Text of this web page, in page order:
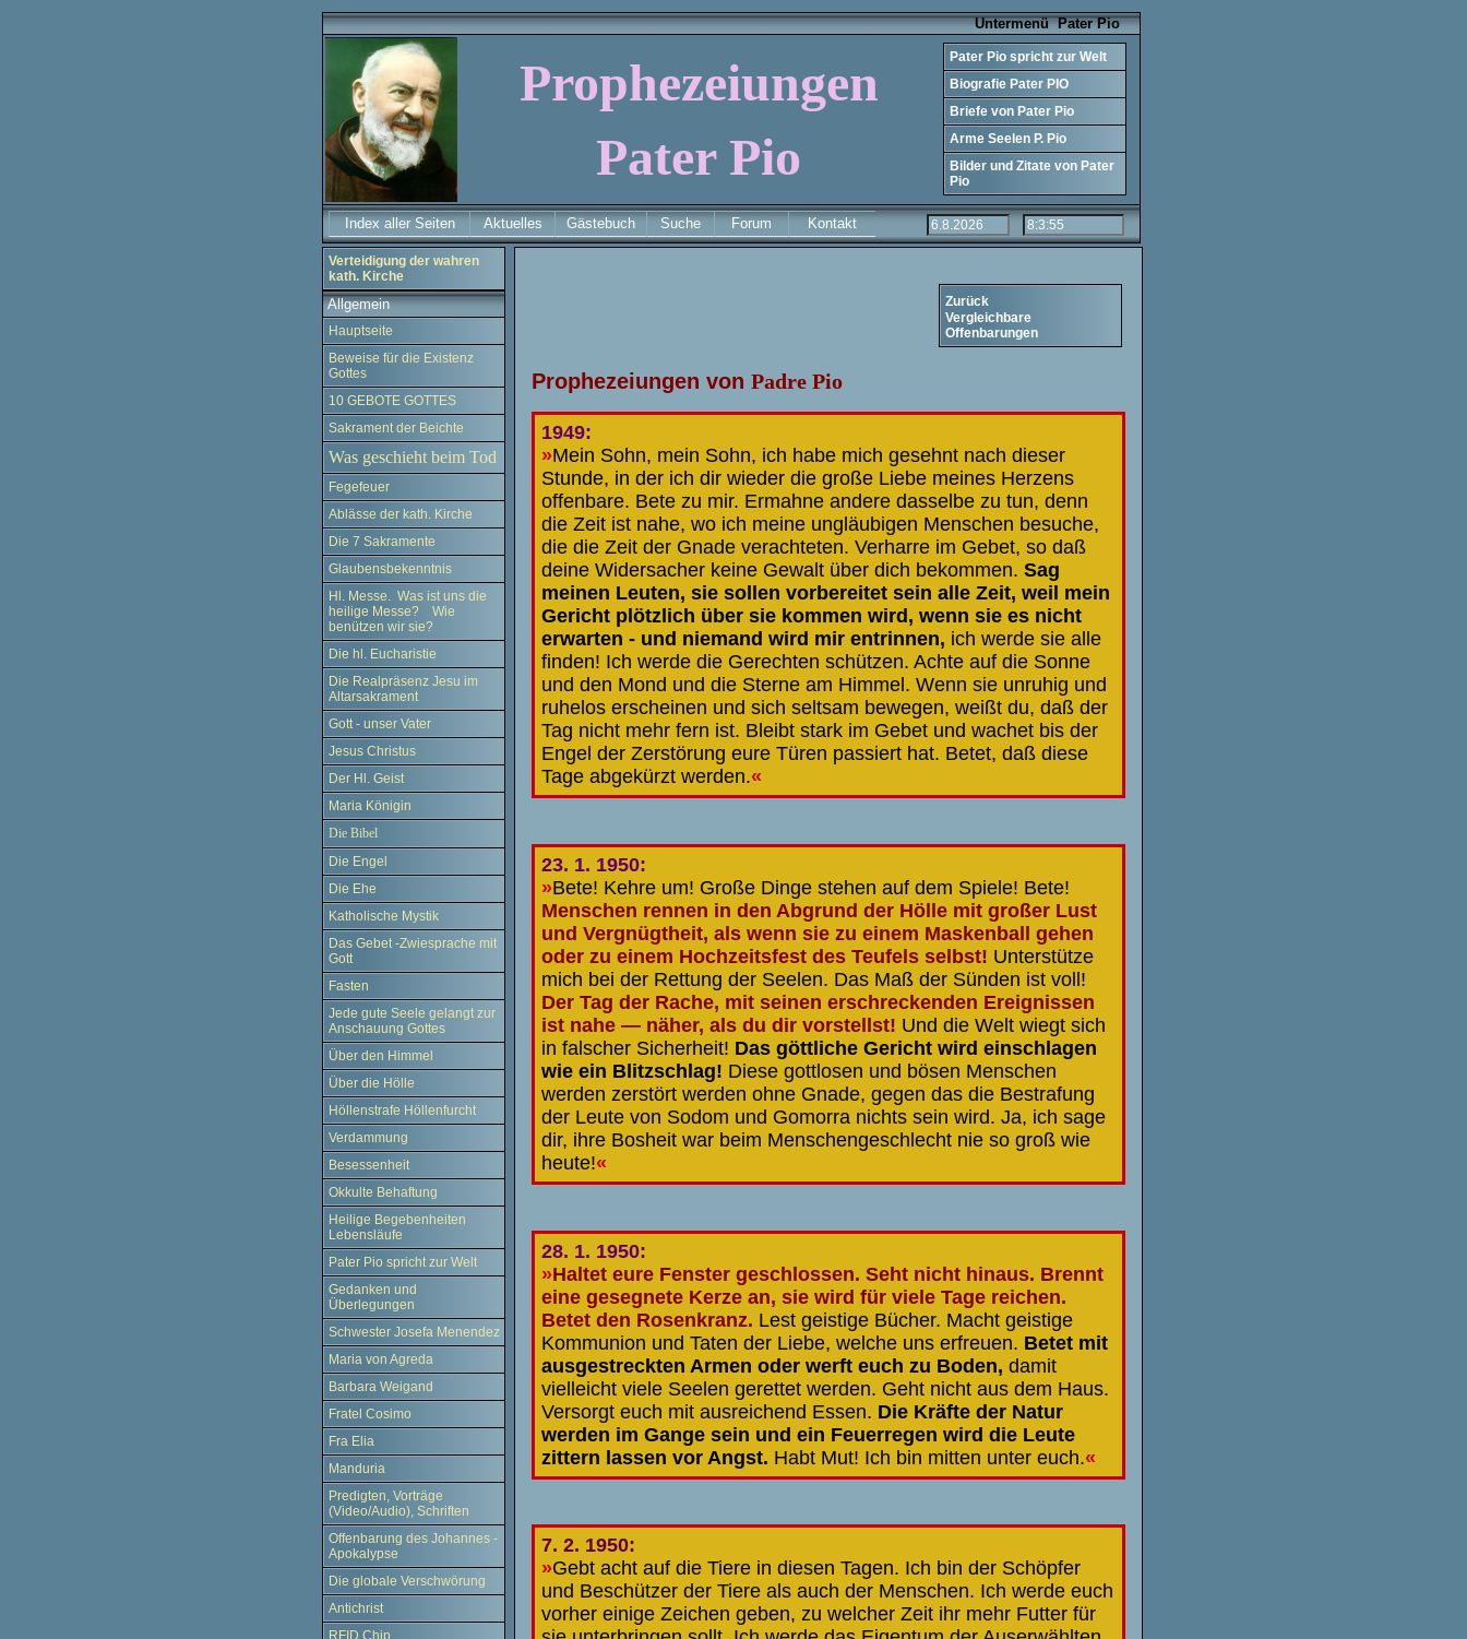
Untermenü Pater Pio
Prophezeiungen
Pater Pio
.
.
Pater Pio spricht zur Welt
Biografie Pater PIO
Briefe von Pater Pio
Arme Seelen P. Pio
Bilder und Zitate von Pater
Pio
Index aller Seiten Aktuelles Gästebuch Suche Forum Kontakt
Verteidigung der wahren
kath. Kirche
Allgemein
Hauptseite
Beweise für die Existenz
Gottes
10 GEBOTE GOTTES
Sakrament der Beichte
Was geschieht beim Tod
Fegefeuer
Ablässe der kath. Kirche
Die 7 Sakramente
Glaubensbekenntnis
Hl. Messe. Was ist uns die
heilige Messe? Wie
benützen wir sie?
Die hl. Eucharistie
Die Realpräsenz Jesu im
Altarsakrament
Gott - unser Vater
Jesus Christus
Der Hl. Geist
Maria Königin
Die Bibel
Die Engel
Die Ehe
Katholische Mystik
Das Gebet -Zwiesprache mit
Gott
Fasten
Jede gute Seele gelangt zur
Anschauung Gottes
Über den Himmel
Über die Hölle
Höllenstrafe Höllenfurcht
Verdammung
Besessenheit
Okkulte Behaftung
Heilige Begebenheiten
Lebensläufe
Pater Pio spricht zur Welt
Gedanken und
Überlegungen
Schwester Josefa Menendez
Maria von Agreda
Barbara Weigand
Fratel Cosimo
Fra Elia
Manduria
Predigten, Vorträge
(Video/Audio), Schriften
Offenbarung des Johannes -
Apokalypse
Die globale Verschwörung
Antichrist
RFID Chip
Zurück
Vergleichbare
Offenbarungen
Prophezeiungen von Padre Pio
1949:
»Mein Sohn, mein Sohn, ich habe mich gesehnt nach dieser
Stunde, in der ich dir wieder die große Liebe meines Herzens
offenbare. Bete zu mir. Ermahne andere dasselbe zu tun, denn
die Zeit ist nahe, wo ich meine ungläubigen Menschen besuche,
die die Zeit der Gnade verachteten. Verharre im Gebet, so daß
deine Widersacher keine Gewalt über dich bekommen. Sag
meinen Leuten, sie sollen vorbereitet sein alle Zeit, weil mein
Gericht plötzlich über sie kommen wird, wenn sie es nicht
erwarten - und niemand wird mir entrinnen, ich werde sie alle
finden! Ich werde die Gerechten schützen. Achte auf die Sonne
und den Mond und die Sterne am Himmel. Wenn sie unruhig und
ruhelos erscheinen und sich seltsam bewegen, weißt du, daß der
Tag nicht mehr fern ist. Bleibt stark im Gebet und wachet bis der
Engel der Zerstörung eure Türen passiert hat. Betet, daß diese
Tage abgekürzt werden.«
23. 1. 1950:
»Bete! Kehre um! Große Dinge stehen auf dem Spiele! Bete!
Menschen rennen in den Abgrund der Hölle mit großer Lust
und Vergnügtheit, als wenn sie zu einem Maskenball gehen
oder zu einem Hochzeitsfest des Teufels selbst! Unterstütze
mich bei der Rettung der Seelen. Das Maß der Sünden ist voll!
Der Tag der Rache, mit seinen erschreckenden Ereignissen
ist nahe — näher, als du dir vorstellst! Und die Welt wiegt sich
in falscher Sicherheit! Das göttliche Gericht wird einschlagen
wie ein Blitzschlag! Diese gottlosen und bösen Menschen
werden zerstört werden ohne Gnade, gegen das die Bestrafung
der Leute von Sodom und Gomorra nichts sein wird. Ja, ich sage
dir, ihre Bosheit war beim Menschengeschlecht nie so groß wie
heute!«
28. 1. 1950:
»Haltet eure Fenster geschlossen. Seht nicht hinaus. Brennt
eine gesegnete Kerze an, sie wird für viele Tage reichen.
Betet den Rosenkranz. Lest geistige Bücher. Macht geistige
Kommunion und Taten der Liebe, welche uns erfreuen. Betet mit
ausgestreckten Armen oder werft euch zu Boden, damit
vielleicht viele Seelen gerettet werden. Geht nicht aus dem Haus.
Versorgt euch mit ausreichend Essen. Die Kräfte der Natur
werden im Gange sein und ein Feuerregen wird die Leute
zittern lassen vor Angst. Habt Mut! Ich bin mitten unter euch.«
7. 2. 1950:
»Gebt acht auf die Tiere in diesen Tagen. Ich bin der Schöpfer
und Beschützer der Tiere als auch der Menschen. Ich werde euch
vorher einige Zeichen geben, zu welcher Zeit ihr mehr Futter für